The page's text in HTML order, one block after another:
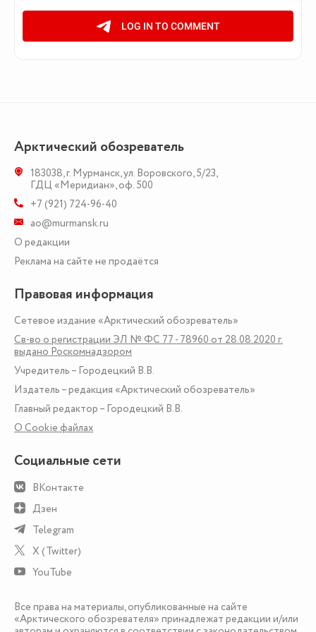
Арктический обозреватель
183038,г. Мурманск,ул. Воровского, 5/23,
ГДЦ «Меридиан», оф. 500
+7 (921) 724-96-40
ao@murmansk.ru
О редакции
Реклама на сайте не продаётся
Правовая информация
Сетевое издание «Арктический обозреватель»
Св-во о регистрации ЭЛ № ФС 77 - 78960 от 28.08.2020 г.
выдано Роскомнадзором
Учредитель – Городецкий В.В.
Издатель – редакция «Арктический обозреватель»
Главный редактор – Городецкий В.В.
О Сookie файлах
Социальные сети
ВКонтакте
Дзен
Telegram
X (Twitter)
YouTube
Все права на материалы, опубликованные на сайте
«Арктического обозревателя» принадлежат редакции и/или